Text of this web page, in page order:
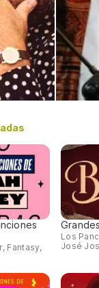
Fantasy,
Los
José